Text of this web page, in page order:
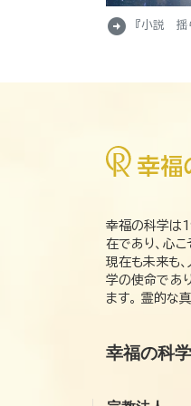
arrow_circle_right 『小説 揺
幸福の科学は
在であり、心
現在も未来も
学の使命であ
ます。 霊的な
幸福の科